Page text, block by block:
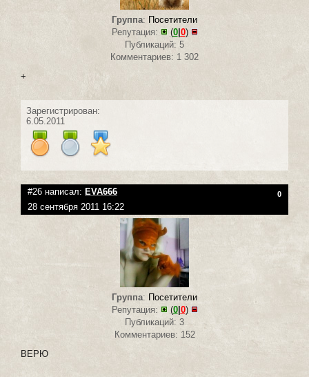
Группа: Посетители
Репутация:
(0| 0)
Публикаций: 5
Комментариев: 1 302
+
Зарегистрирован:
6.05.2011
#26 написал: EVA666 0
28 сентября 2011 16:22
Группа: Посетители
Репутация:
(0| 0)
Публикаций: 3
Комментариев: 152
ВЕРЮ